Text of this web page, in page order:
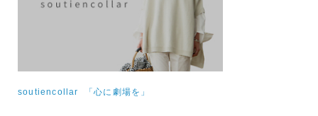
soutiencollar 「心に劇場を」